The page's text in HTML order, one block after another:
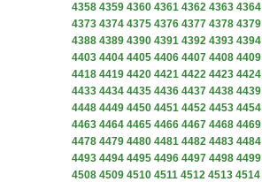
4358 4359 4360 4361 4362 4363 4364
4373 4374 4375 4376 4377 4378 4379
4388 4389 4390 4391 4392 4393 4394
4403 4404 4405 4406 4407 4408 4409
4418 4419 4420 4421 4422 4423 4424
4433 4434 4435 4436 4437 4438 4439
4448 4449 4450 4451 4452 4453 4454
4463 4464 4465 4466 4467 4468 4469
4478 4479 4480 4481 4482 4483 4484
4493 4494 4495 4496 4497 4498 4499
4508 4509 4510 4511 4512 4513 4514